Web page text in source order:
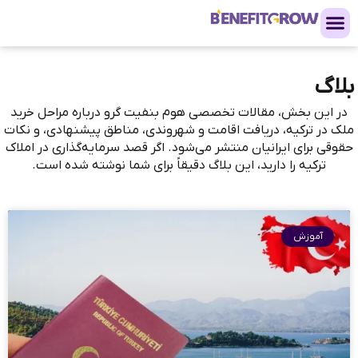
بلاگ
در این بخش، مقالات تخصصی هوم بنفیت گرو درباره مراحل خرید
ملک در ترکیه، دریافت اقامت و شهروندی، مناطق پیشنهادی، و نکات
حقوقی برای ایرانیان منتشر می‌شود. اگر قصد سرمایه‌گذاری در املاک
ترکیه را دارید، این بلاگ دقیقاً برای شما نوشته شده است.
آموزش